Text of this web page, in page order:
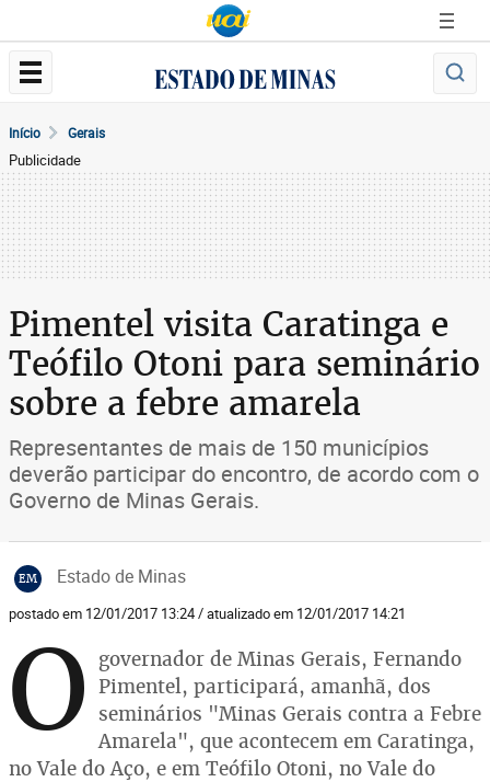
Início Gerais
Publicidade
Pimentel visita Caratinga e
Teófilo Otoni para seminário
sobre a febre amarela
Representantes de mais de 150 municípios
deverão participar do encontro, de acordo com o
Governo de Minas Gerais.
EM Estado de Minas
postado em 12/01/2017 13:24 / atualizado em 12/01/2017 14:21
O
governador de Minas Gerais, Fernando
Pimentel, participará, amanhã, dos
seminários "Minas Gerais contra a Febre
Amarela", que acontecem em Caratinga,
no Vale do Aço, e em Teófilo Otoni, no Vale do